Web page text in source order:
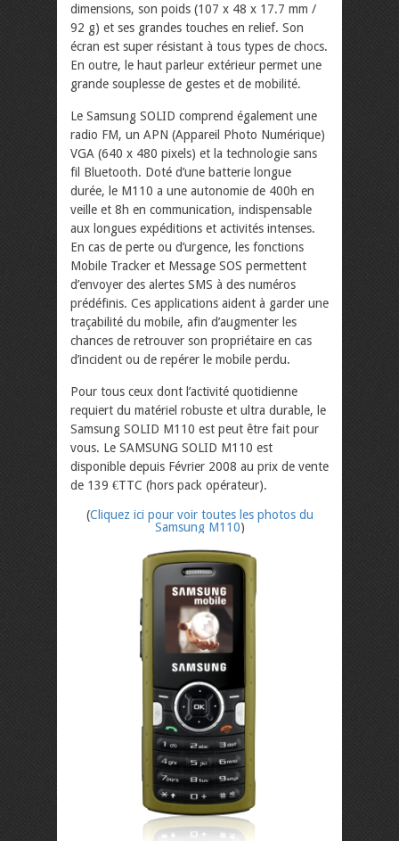
dimensions, son poids (107 x 48 x 17.7 mm /
92 g) et ses grandes touches en relief. Son
écran est super résistant à tous types de chocs.
En outre, le haut parleur extérieur permet une
grande souplesse de gestes et de mobilité.
Le Samsung SOLID comprend également une
radio FM, un APN (Appareil Photo Numérique)
VGA (640 x 480 pixels) et la technologie sans
fil Bluetooth. Doté d’une batterie longue
durée, le M110 a une autonomie de 400h en
veille et 8h en communication, indispensable
aux longues expéditions et activités intenses.
En cas de perte ou d’urgence, les fonctions
Mobile Tracker et Message SOS permettent
d’envoyer des alertes SMS à des numéros
prédéfinis. Ces applications aident à garder une
traçabilité du mobile, afin d’augmenter les
chances de retrouver son propriétaire en cas
d’incident ou de repérer le mobile perdu.
Pour tous ceux dont l’activité quotidienne
requiert du matériel robuste et ultra durable, le
Samsung SOLID M110 est peut être fait pour
vous. Le SAMSUNG SOLID M110 est
disponible depuis Février 2008 au prix de vente
de 139 €TTC (hors pack opérateur).
(Cliquez ici pour voir toutes les photos du
Samsung M110)